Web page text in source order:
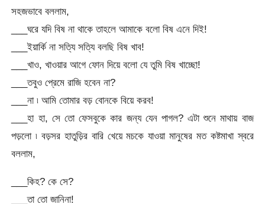
সহজভাবে বললাম,
___ঘরে যদি বিষ না থাকে তাহলে আমাকে বলো বিষ এনে দিই!
___ইয়ার্কি না সত্যি সত্যি বলছি বিষ খাব!
___খাও, খাওয়ার আগে ফোন দিয়ে বলো যে তুমি বিষ খাচ্ছো!
___তবুও প্রেমে রাজি হবেন না?
___না ৷ আমি তোমার বড় বোনকে বিয়ে করব!
___হা হা, সে তো ফেসবুকে কার জন্য যেন পাগল? এটা শুনে মাথায় বাজ
পড়লো ৷ বড়সর হাতুড়ির বারি খেয়ে মচকে যাওয়া মানুষের মত কষ্টমাখা স্বরে
বললাম,
___কিহ? কে সে?
___তা তো জানিনা!